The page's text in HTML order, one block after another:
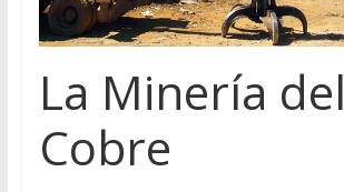
La Minería del
Cobre